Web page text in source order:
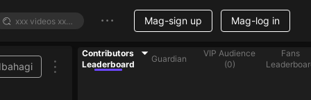
Mag-sign up Mag-log in
Contributors
Leaderboard
Guardian
VIP Audience
(0)
Fans